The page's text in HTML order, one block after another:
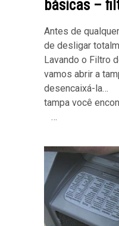
básicas –
Antes de
de desligar
Lavando o
vamos abrir a
desencaixá-
tampa você
…